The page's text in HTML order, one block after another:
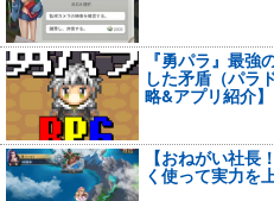
『勇パラ』最
した矛盾（パラ
略&アプリ紹介】
【おねがい社長
く使って実力を